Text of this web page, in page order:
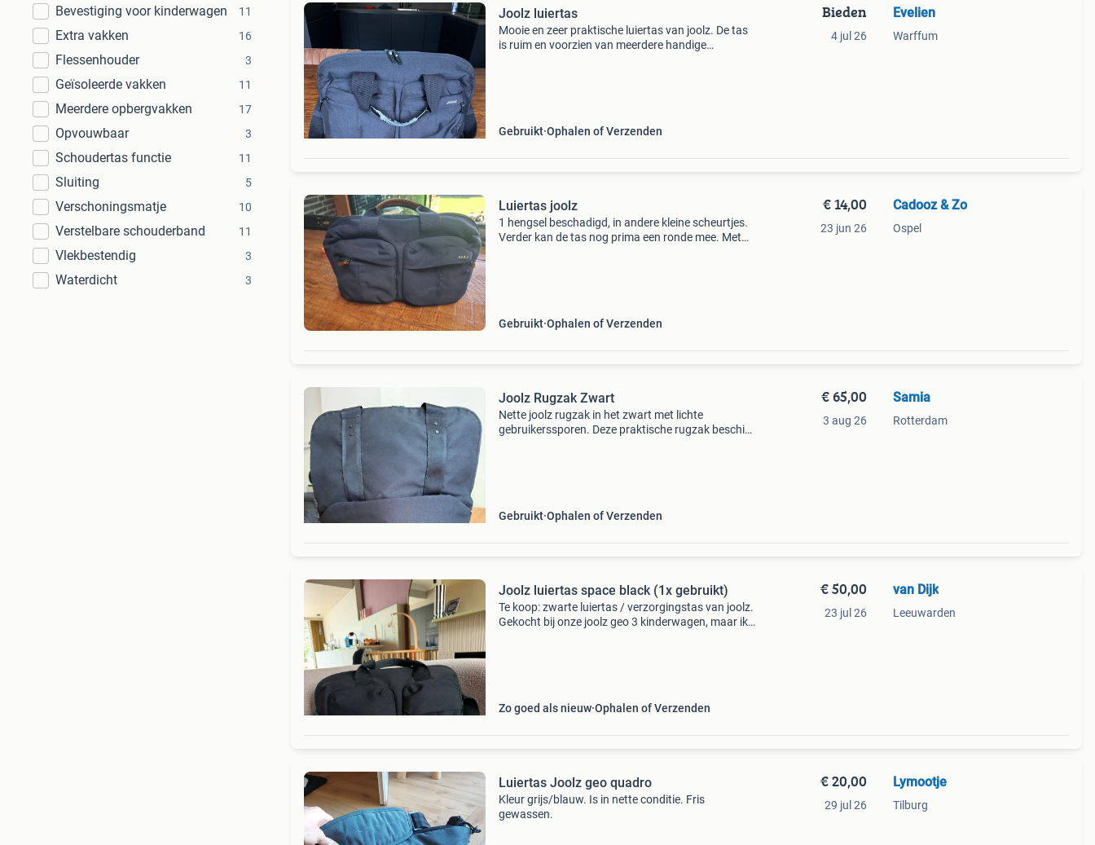
Bevestiging voor kinderwagen
11
Extra vakken 16
Flessenhouder 3
Geïsoleerde vakken 11
Meerdere opbergvakken 17
Opvouwbaar 3
Schoudertas functie 11
Sluiting 5
Verschoningsmatje 10
Verstelbare schouderband 11
Vlekbestendig 3
Waterdicht 3
Joolz luiertas
Mooie en zeer praktische luiertas van joolz. De tas
is ruim en voorzien van meerdere handige
Gebruikt Ophalen of Verzenden
Bieden
4 jul 26
Evelien
Warffum
Luiertas joolz
1 hengsel beschadigd, in andere kleine scheurtjes.
Verder kan de tas nog prima een ronde mee. Met
Gebruikt Ophalen of Verzenden
€ 14,00
23 jun 26
Cadooz & Zo
Ospel
Joolz Rugzak Zwart
Nette joolz rugzak in het zwart met lichte
gebruikerssporen. Deze praktische rugzak beschikt
Gebruikt Ophalen of Verzenden
€ 65,00
3 aug 26
Samia
Rotterdam
Joolz luiertas space black (1x gebruikt)
Te koop: zwarte luiertas / verzorgingstas van joolz.
Gekocht bij onze joolz geo 3 kinderwagen, maar ik
Zo goed als nieuw Ophalen of Verzenden
€ 50,00
23 jul 26
van Dijk
Leeuwarden
Luiertas Joolz geo quadro
Kleur grijs/blauw. Is in nette conditie. Fris
gewassen.
€ 20,00
29 jul 26
Lymootje
Tilburg